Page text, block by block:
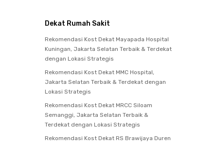
Dekat Rumah Sakit
Rekomendasi Kost Dekat Mayapada Hospital
Kuningan, Jakarta Selatan Terbaik & Terdekat
dengan Lokasi Strategis
Rekomendasi Kost Dekat MMC Hospital,
Jakarta Selatan Terbaik & Terdekat dengan
Lokasi Strategis
Rekomendasi Kost Dekat MRCC Siloam
Semanggi, Jakarta Selatan Terbaik &
Terdekat dengan Lokasi Strategis
Rekomendasi Kost Dekat RS Brawijaya Duren